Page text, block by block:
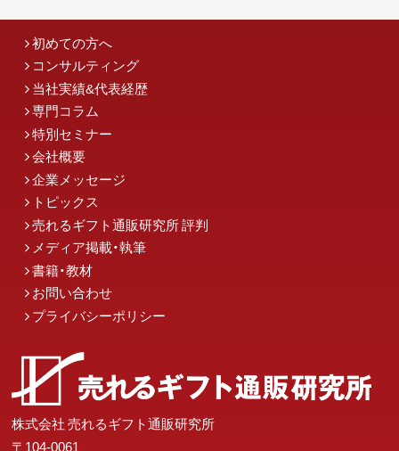
初めての方へ
コンサルティング
当社実績&代表経歴
専門コラム
特別セミナー
会社概要
企業メッセージ
トピックス
売れるギフト通販研究所 評判
メディア掲載・執筆
書籍・教材
お問い合わせ
プライバシーポリシー
株式会社 売れるギフト通販研究所
〒104-0061